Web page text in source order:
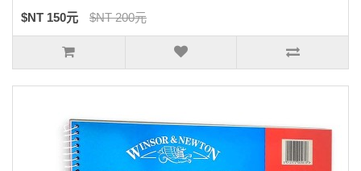
$NT 150元 $NT 200元